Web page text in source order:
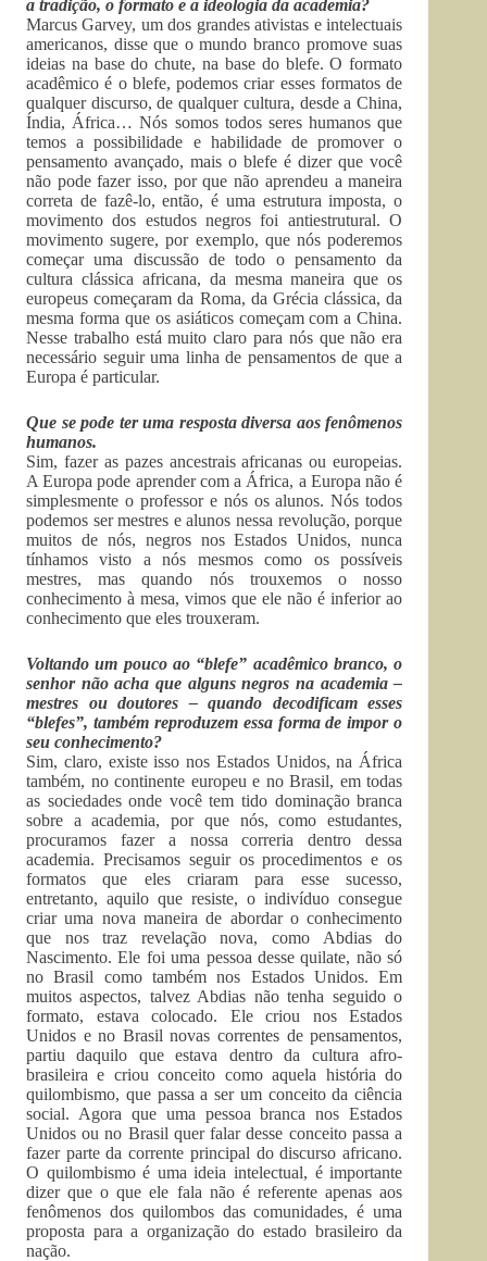
a tradição, o formato e a ideologia da academia?
Marcus Garvey, um dos grandes ativistas e intelectuais
americanos, disse que o mundo branco promove suas
ideias na base do chute, na base do blefe. O formato
acadêmico é o blefe, podemos criar esses formatos de
qualquer discurso, de qualquer cultura, desde a China,
Índia, África… Nós somos todos seres humanos que
temos a possibilidade e habilidade de promover o
pensamento avançado, mais o blefe é dizer que você
não pode fazer isso, por que não aprendeu a maneira
correta de fazê-lo, então, é uma estrutura imposta, o
movimento dos estudos negros foi antiestrutural. O
movimento sugere, por exemplo, que nós poderemos
começar uma discussão de todo o pensamento da
cultura clássica africana, da mesma maneira que os
europeus começaram da Roma, da Grécia clássica, da
mesma forma que os asiáticos começam com a China.
Nesse trabalho está muito claro para nós que não era
necessário seguir uma linha de pensamentos de que a
Europa é particular.
Que se pode ter uma resposta diversa aos fenômenos
humanos.
Sim, fazer as pazes ancestrais africanas ou europeias.
A Europa pode aprender com a África, a Europa não é
simplesmente o professor e nós os alunos. Nós todos
podemos ser mestres e alunos nessa revolução, porque
muitos de nós, negros nos Estados Unidos, nunca
tínhamos visto a nós mesmos como os possíveis
mestres, mas quando nós trouxemos o nosso
conhecimento à mesa, vimos que ele não é inferior ao
conhecimento que eles trouxeram.
Voltando um pouco ao “blefe” acadêmico branco, o
senhor não acha que alguns negros na academia –
mestres ou doutores – quando decodificam esses
“blefes”, também reproduzem essa forma de impor o
seu conhecimento?
Sim, claro, existe isso nos Estados Unidos, na África
também, no continente europeu e no Brasil, em todas
as sociedades onde você tem tido dominação branca
sobre a academia, por que nós, como estudantes,
procuramos fazer a nossa correria dentro dessa
academia. Precisamos seguir os procedimentos e os
formatos que eles criaram para esse sucesso,
entretanto, aquilo que resiste, o indivíduo consegue
criar uma nova maneira de abordar o conhecimento
que nos traz revelação nova, como Abdias do
Nascimento. Ele foi uma pessoa desse quilate, não só
no Brasil como também nos Estados Unidos. Em
muitos aspectos, talvez Abdias não tenha seguido o
formato, estava colocado. Ele criou nos Estados
Unidos e no Brasil novas correntes de pensamentos,
partiu daquilo que estava dentro da cultura afro-
brasileira e criou conceito como aquela história do
quilombismo, que passa a ser um conceito da ciência
social. Agora que uma pessoa branca nos Estados
Unidos ou no Brasil quer falar desse conceito passa a
fazer parte da corrente principal do discurso africano.
O quilombismo é uma ideia intelectual, é importante
dizer que o que ele fala não é referente apenas aos
fenômenos dos quilombos das comunidades, é uma
proposta para a organização do estado brasileiro da
nação.